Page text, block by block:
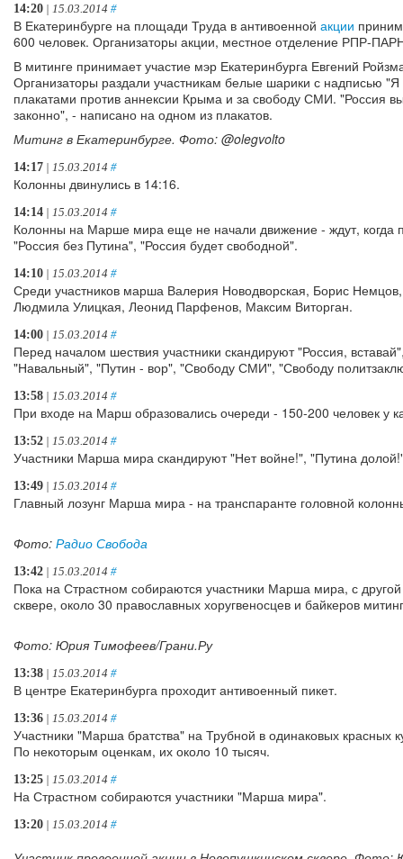
14:20 | 15.03.2014 #
В Екатеринбурге на площади Труда в антивоенной акции
600 человек. Организаторы акции, местное отделение РПР-
В митинге принимает участие мэр Екатеринбурга Евгений
Организаторы раздали участникам белые шарики с надписью
плакатами против аннексии Крыма и за свободу СМИ. "Россия
законно", - написано на одном из плакатов.
Митинг в Екатеринбурге. Фото: @olegvolto
14:17 | 15.03.2014 #
Колонны двинулись в 14:16.
14:14 | 15.03.2014 #
Колонны на Марше мира еще не начали движение - ждут, когда
"Россия без Путина", "Россия будет свободной".
14:10 | 15.03.2014 #
Среди участников марша Валерия Новодворская, Борис
Людмила Улицкая, Леонид Парфенов, Максим Виторган.
14:00 | 15.03.2014 #
Перед началом шествия участники скандируют "Россия,
"Навальный", "Путин - вор", "Свободу СМИ", "Свободу
13:58 | 15.03.2014 #
При входе на Марш образовались очереди - 150-200 человек у
13:52 | 15.03.2014 #
Участники Марша мира скандируют "Нет войне!", "Путина
13:49 | 15.03.2014 #
Главный лозунг Марша мира - на транспаранте головной
Фото: Радио Свобода
13:42 | 15.03.2014 #
Пока на Страстном собираются участники Марша мира, с
сквере, около 30 православных хоругвеносцев и байкеров
Фото: Юрия Тимофеев/Грани.Ру
13:38 | 15.03.2014 #
В центре Екатеринбурга проходит антивоенный пикет.
13:36 | 15.03.2014 #
Участники "Марша братства" на Трубной в одинаковых красных
По некоторым оценкам, их около 10 тысяч.
13:25 | 15.03.2014 #
На Страстном собираются участники "Марша мира".
13:20 | 15.03.2014 #